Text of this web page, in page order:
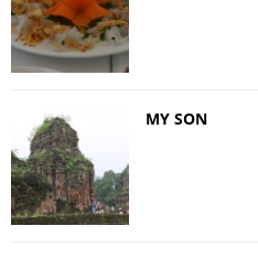
MY SON